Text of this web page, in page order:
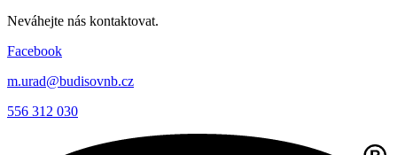
Neváhejte nás kontaktovat.
Facebook
m.urad@budisovnb.cz
556 312 030